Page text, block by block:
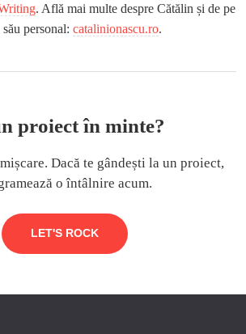
. Află mai multe despre Cătălin și de pe
personal: catalinionascu.ro.
proiect în minte?
Dacă te gândești la un proiect,
o întâlnire acum.
LET'S ROCK